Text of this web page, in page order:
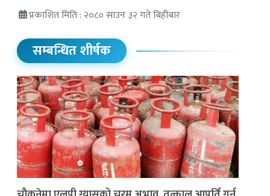
प्रकाशित मिति : २०८० साउन ३२ गते बिहीबार
सम्बन्धित शीर्षक